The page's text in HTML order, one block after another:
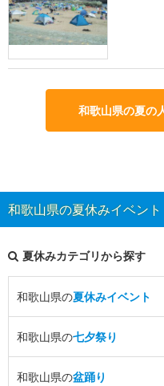
和歌山県の夏の
和歌山県の夏休みイベン
夏休みカテゴリから探す
和歌山県の夏休みイベント
和歌山県の七夕祭り
和歌山県の盆踊り